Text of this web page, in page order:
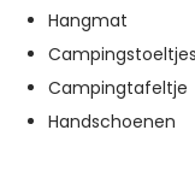
Hangmat
Campingstoeltjes
Campingtafeltje
Handschoenen